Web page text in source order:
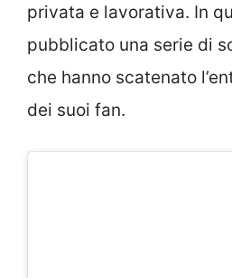
privata e lavorativa. In
pubblicato una serie di
che hanno scatenato
dei suoi fan.